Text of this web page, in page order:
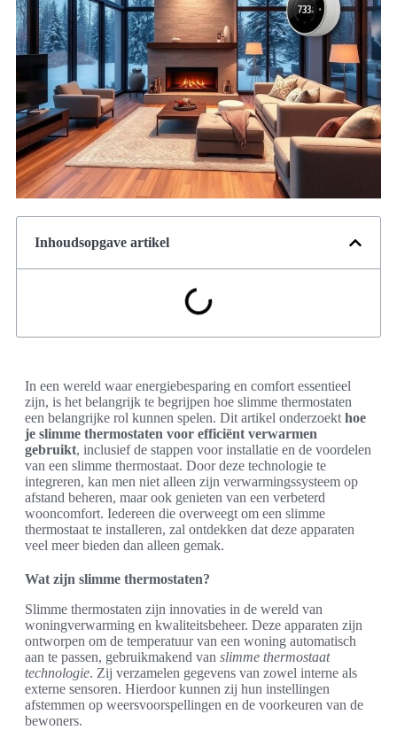
Inhoudsopgave artikel
In een wereld waar energiebesparing en comfort essentieel
zijn, is het belangrijk te begrijpen hoe slimme thermostaten
een belangrijke rol kunnen spelen. Dit artikel onderzoekt hoe
je slimme thermostaten voor efficiënt verwarmen
gebruikt, inclusief de stappen voor installatie en de voordelen
van een slimme thermostaat. Door deze technologie te
integreren, kan men niet alleen zijn verwarmingssysteem op
afstand beheren, maar ook genieten van een verbeterd
wooncomfort. Iedereen die overweegt om een slimme
thermostaat te installeren, zal ontdekken dat deze apparaten
veel meer bieden dan alleen gemak.
Wat zijn slimme thermostaten?
Slimme thermostaten zijn innovaties in de wereld van
woningverwarming en kwaliteitsbeheer. Deze apparaten zijn
ontworpen om de temperatuur van een woning automatisch
aan te passen, gebruikmakend van slimme thermostaat
technologie. Zij verzamelen gegevens van zowel interne als
externe sensoren. Hierdoor kunnen zij hun instellingen
afstemmen op weersvoorspellingen en de voorkeuren van de
bewoners.